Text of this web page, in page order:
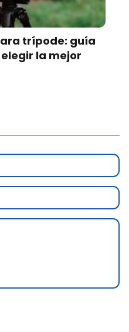
trípode: guía
la mejor